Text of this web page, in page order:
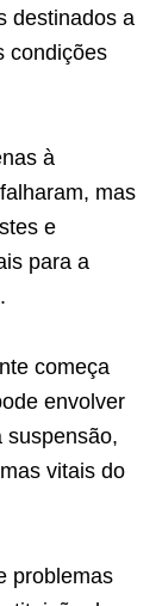
destinados a
condições
à
mas
e
para a
começa
envolver
suspensão,
vitais do
problemas